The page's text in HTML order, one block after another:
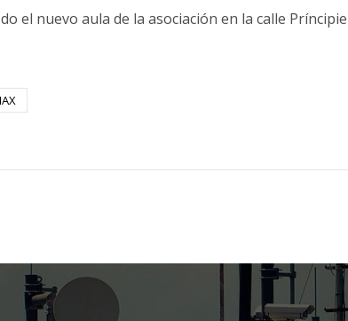
el nuevo aula de la asociación en la calle Príncipie